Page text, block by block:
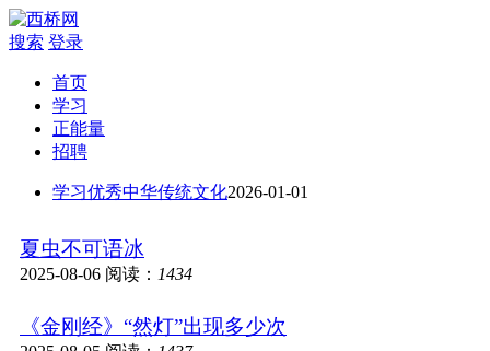
搜索 登录
首页
学习
正能量
招聘
学习优秀中华传统文化2026-01-01
夏虫不可语冰
2025-08-06 阅读： 1434
《金刚经》“然灯”出现多少次